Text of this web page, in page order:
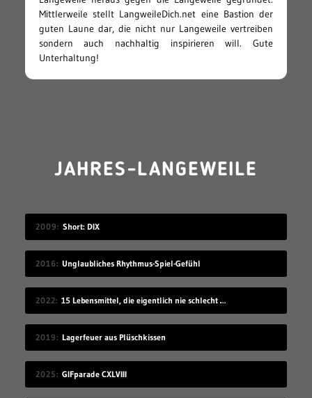
Mittlerweile stellt LangweileDich.net eine Bastion der
guten Laune dar, die nicht nur Langeweile vertreiben
sondern auch nachhaltig inspirieren will. Gute
Unterhaltung!
JAHRES-LANGEWEILE
2009 Short: DIX
2016 Unglaubliches Rhythmus-Spiel-Gefühl
2022 15 Lebensmittel, die eigentlich nie schlecht werden
2019 Lagerfeuer aus Plüschkissen
2025 GIFparade CXLVIII